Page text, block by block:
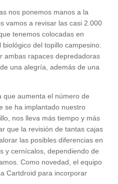
nos ponemos manos a la
vamos a revisar las casi 2.000
tenemos colocadas en
del topillo campesino.
ambas rapaces depredadoras
una alegría, además de una
que aumenta el número de
se ha implantado nuestro
nos lleva más tiempo y más
que la revisión de tantas cajas
las posibles diferencias en
y cernícalos, dependiendo de
Como novedad, el equipo
Cartdroid para incorporar